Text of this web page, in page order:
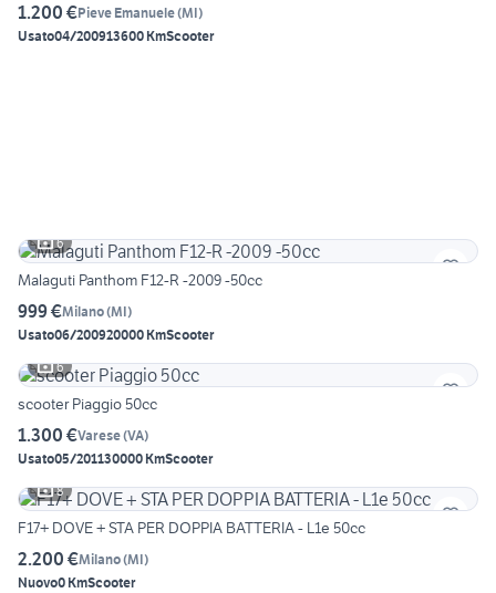
1.200 €Pieve Emanuele(MI)
Usato04/200913600 KmScooter
6
Malaguti Panthom F12-R -2009 -50cc
999 €Milano(MI)
Usato06/200920000 KmScooter
6
scooter Piaggio 50cc
1.300 €Varese(VA)
Usato05/201130000 KmScooter
8
F17+ DOVE + STA PER DOPPIA BATTERIA - L1e 50cc
2.200 €Milano(MI)
Nuovo0 KmScooter